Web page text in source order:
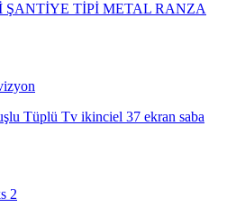
TİPİ METAL RANZA
Tüplü Tv ikinciel 37 ekran saba